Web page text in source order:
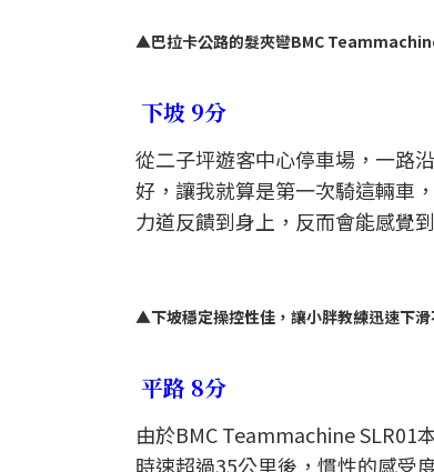
▲巴拉卡公路的髮夾彎BMC
下坡 9分
從二子坪遊客中心停車場，一路
好，讓我就算是第一次騎這輛車
力道反饋到身上，反而會能感覺
▲下坡穩定操控性佳，讓小胖教練迅速下
平路 8分
由於BMC Teammachine SLR01
時速超過35公里後，慣性的感受